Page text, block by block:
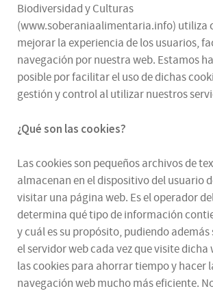
Biodiversidad y Culturas
(www.soberaniaalimentaria.info) utiliza
mejorar la experiencia de los usuarios,
navegación por nuestra web. Estamos
posible por facilitar el uso de dichas
gestión y control al utilizar nuestros
¿Qué son las cookies?
Las cookies son pequeños archivos de
almacenan en el dispositivo del usuario
visitar una página web. Es el operador
determina qué tipo de información
y cuál es su propósito, pudiendo
el servidor web cada vez que visite dicha
las cookies para ahorrar tiempo y hacer
navegación web mucho más eficiente.